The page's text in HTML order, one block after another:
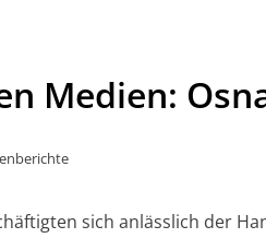
Medien:
sich anlässlich der